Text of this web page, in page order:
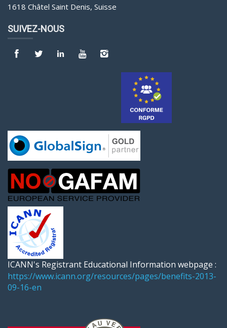
1618 Châtel Saint Denis, Suisse
SUIVEZ-NOUS
ICANN's Registrant Educational Information webpage :
https://www.icann.org/resources/pages/benefits-2013-
09-16-en